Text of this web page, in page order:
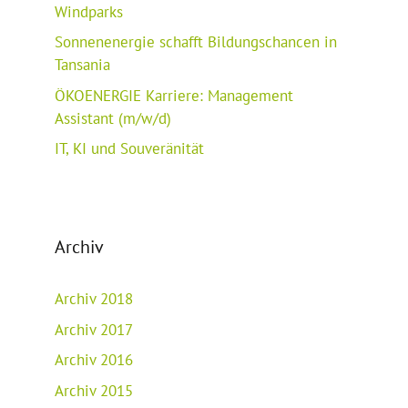
Windparks
Sonnenenergie schafft Bildungschancen in
Tansania
ÖKOENERGIE Karriere: Management
Assistant (m/w/d)
IT, KI und Souveränität
Archiv
Archiv 2018
Archiv 2017
Archiv 2016
Archiv 2015